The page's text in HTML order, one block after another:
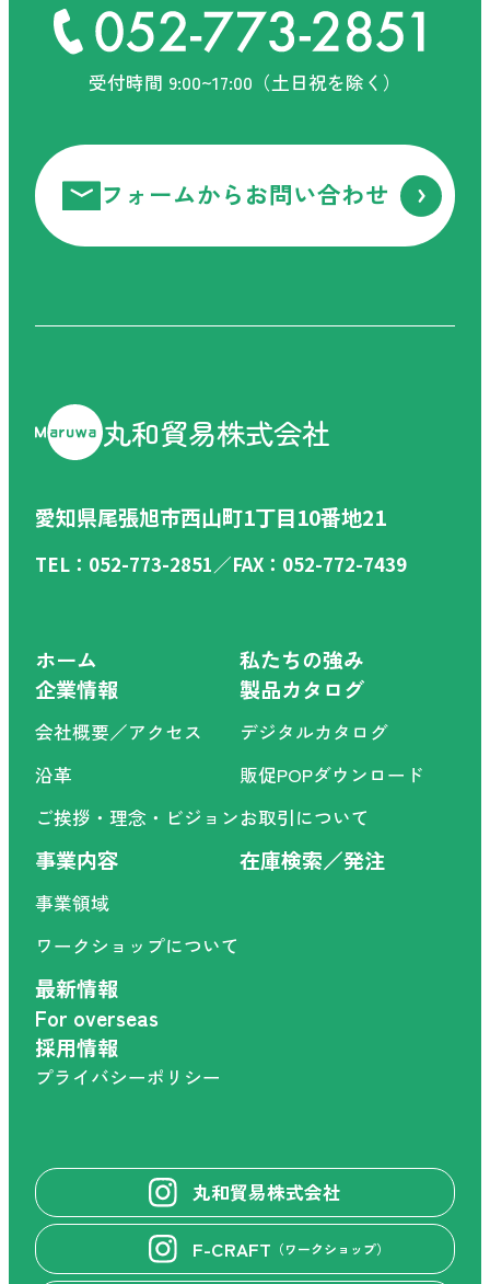
受付時間 9:00~17:00（土日祝を除く）
フォームからお問い合わせ
丸和貿易株式会社
愛知県尾張旭市西山町1丁目10番地21
TEL：052-773-2851／FAX：052-772-7439
ホーム
企業情報
会社概要／アクセス
沿革
ご挨拶・理念・ビジョン
事業内容
事業領域
ワークショップについて
私たちの強み
製品カタログ
デジタルカタログ
販促POPダウンロード
お取引について
在庫検索／発注
最新情報
For overseas
採用情報
プライバシーポリシー
丸和貿易株式会社
F-CRAFT （ワークショップ）